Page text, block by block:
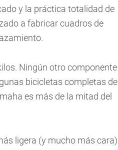
y la práctica totalidad de
a fabricar cuadros de
Ningún otro componente
bicicletas completas de
es más de la mitad del
ligera (y mucho más cara)